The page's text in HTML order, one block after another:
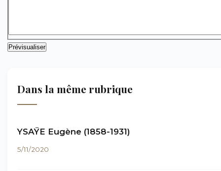
Dans la même rubrique
YSAŸE Eugène (1858-1931)
5/11/2020